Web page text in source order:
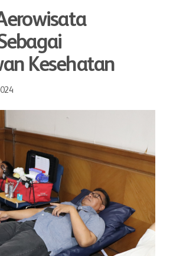
Kesehatan